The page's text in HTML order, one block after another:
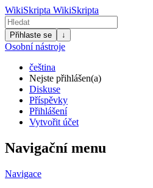
WikiSkripta WikiSkripta
Přihlaste se ↓
Osobní nástroje
čeština
Nejste přihlášen(a)
Diskuse
Příspěvky
Přihlášení
Vytvořit účet
Navigační menu
Navigace